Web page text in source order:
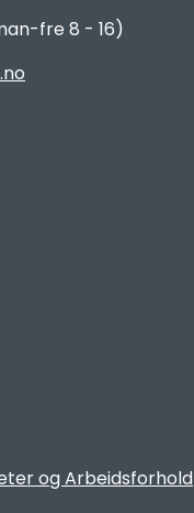
fre 8 - 16)
og Arbeidsforhold